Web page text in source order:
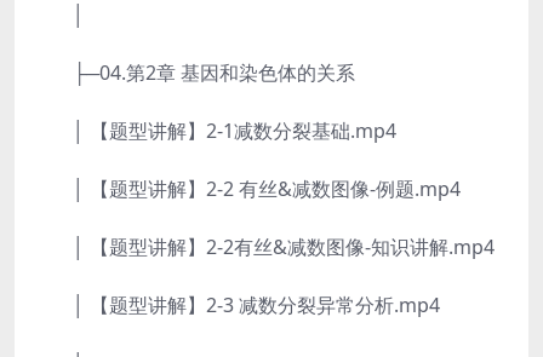
├─04.第2章 基因和染色体的关系
│ 【题型讲解】2-1减数分裂基础.mp4
│ 【题型讲解】2-2 有丝&减数图像-例题.mp4
│ 【题型讲解】2-2有丝&减数图像-知识讲解.mp4
│ 【题型讲解】2-3 减数分裂异常分析.mp4